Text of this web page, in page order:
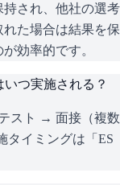
され、他社の選考
た場合は結果を保
効率的です。
つ実施される？
スト → 面接（複数
タイミングは「ES